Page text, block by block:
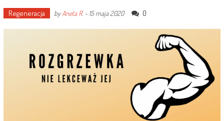
Regeneracja byAneta R.- 15 maja 2020 0